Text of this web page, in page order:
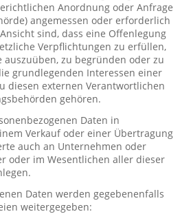
Anordnung oder Anfrage
angemessen oder erforderlich
sind, dass eine Offenlegung
Verpflichtungen zu erfüllen,
auszuüben, zu begründen oder zu
grundlegenden Interessen einer
diesen externen Verantwortlichen
gehören.
Daten in
Verkauf oder einer Übertragung
auch an Unternehmen oder
oder im Wesentlichen aller dieser
Daten werden gegebenenfalls
weitergegeben: